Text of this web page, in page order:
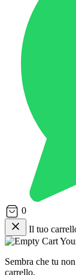
0
Il tuo
Sembra che tu
carrello.